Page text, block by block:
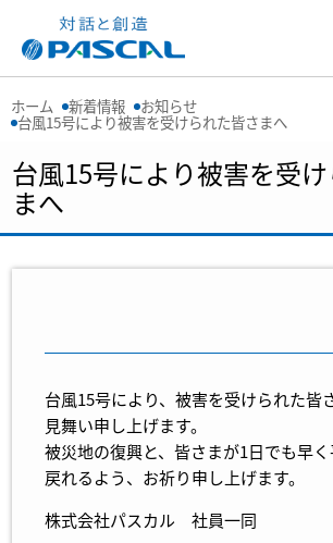
ホーム 新着情報 お知らせ
台風15号により被害を受けられた皆さまへ
台風15号により被害を受
まへ
台風15号により、被害を受けられた皆
見舞い申し上げます。
被災地の復興と、皆さまが1日でも早
戻れるよう、お祈り申し上げます。
株式会社パスカル 社員一同